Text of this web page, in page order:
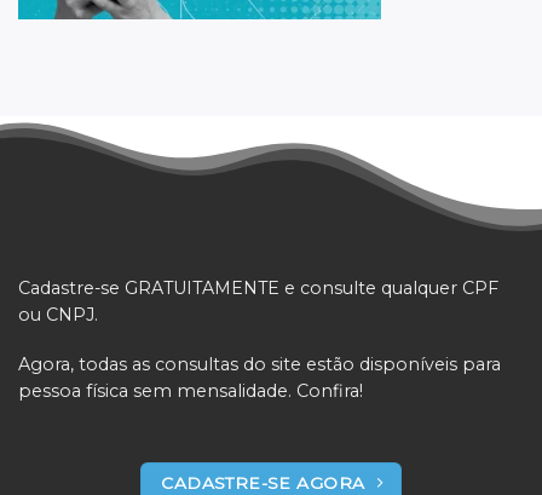
Cadastre-se GRATUITAMENTE e consulte qualquer CPF
ou CNPJ.
Agora, todas as consultas do site estão disponíveis para
pessoa física sem mensalidade. Confira!
CADASTRE-SE AGORA